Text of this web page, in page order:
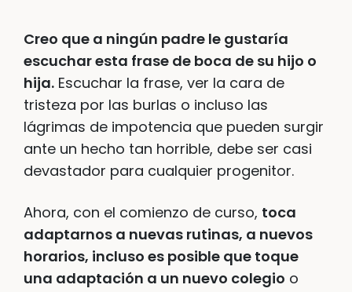
Creo que a ningún padre le gustaría
escuchar esta frase de boca de su hijo o
hija. Escuchar la frase, ver la cara de
tristeza por las burlas o incluso las
lágrimas de impotencia que pueden surgir
ante un hecho tan horrible, debe ser casi
devastador para cualquier progenitor.
Ahora, con el comienzo de curso, toca
adaptarnos a nuevas rutinas, a nuevos
horarios, incluso es posible que toque
una adaptación a un nuevo colegio o